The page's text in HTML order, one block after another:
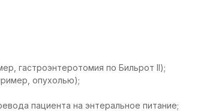
гастроэнтеротомия по Бильрот II);
опухолью);
пациента на энтеральное питание;